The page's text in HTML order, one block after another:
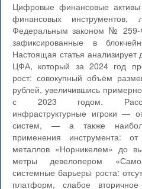
Цифровые финансовые
финансовых инструментов,
Федеральным законом № 259-
зафиксированные в
Настоящая статья анализирует
ЦФА, который за 2024 год
рост: совокупный объём
рублей, увеличившись
с 2023 годом.
инфраструктурные игроки —
систем, — а также
применения инструмента: от
металлов «Норникелем» до
метры девелопером
системные барьеры роста:
платформ, слабое